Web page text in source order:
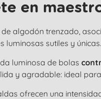
en
algodón trenzado,
luminosas sutiles y únicas.
luminosa de bolas
y agradable: ideal
ofrecen una